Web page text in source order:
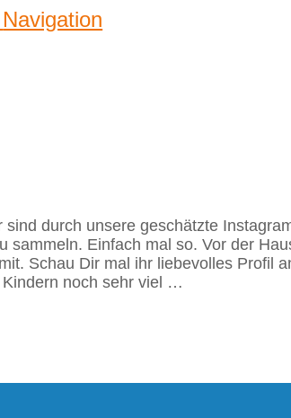
Navigation
durch unsere geschätzte
Einfach mal so. Vor der
Schau Dir mal ihr liebevolles Profil
noch sehr viel …